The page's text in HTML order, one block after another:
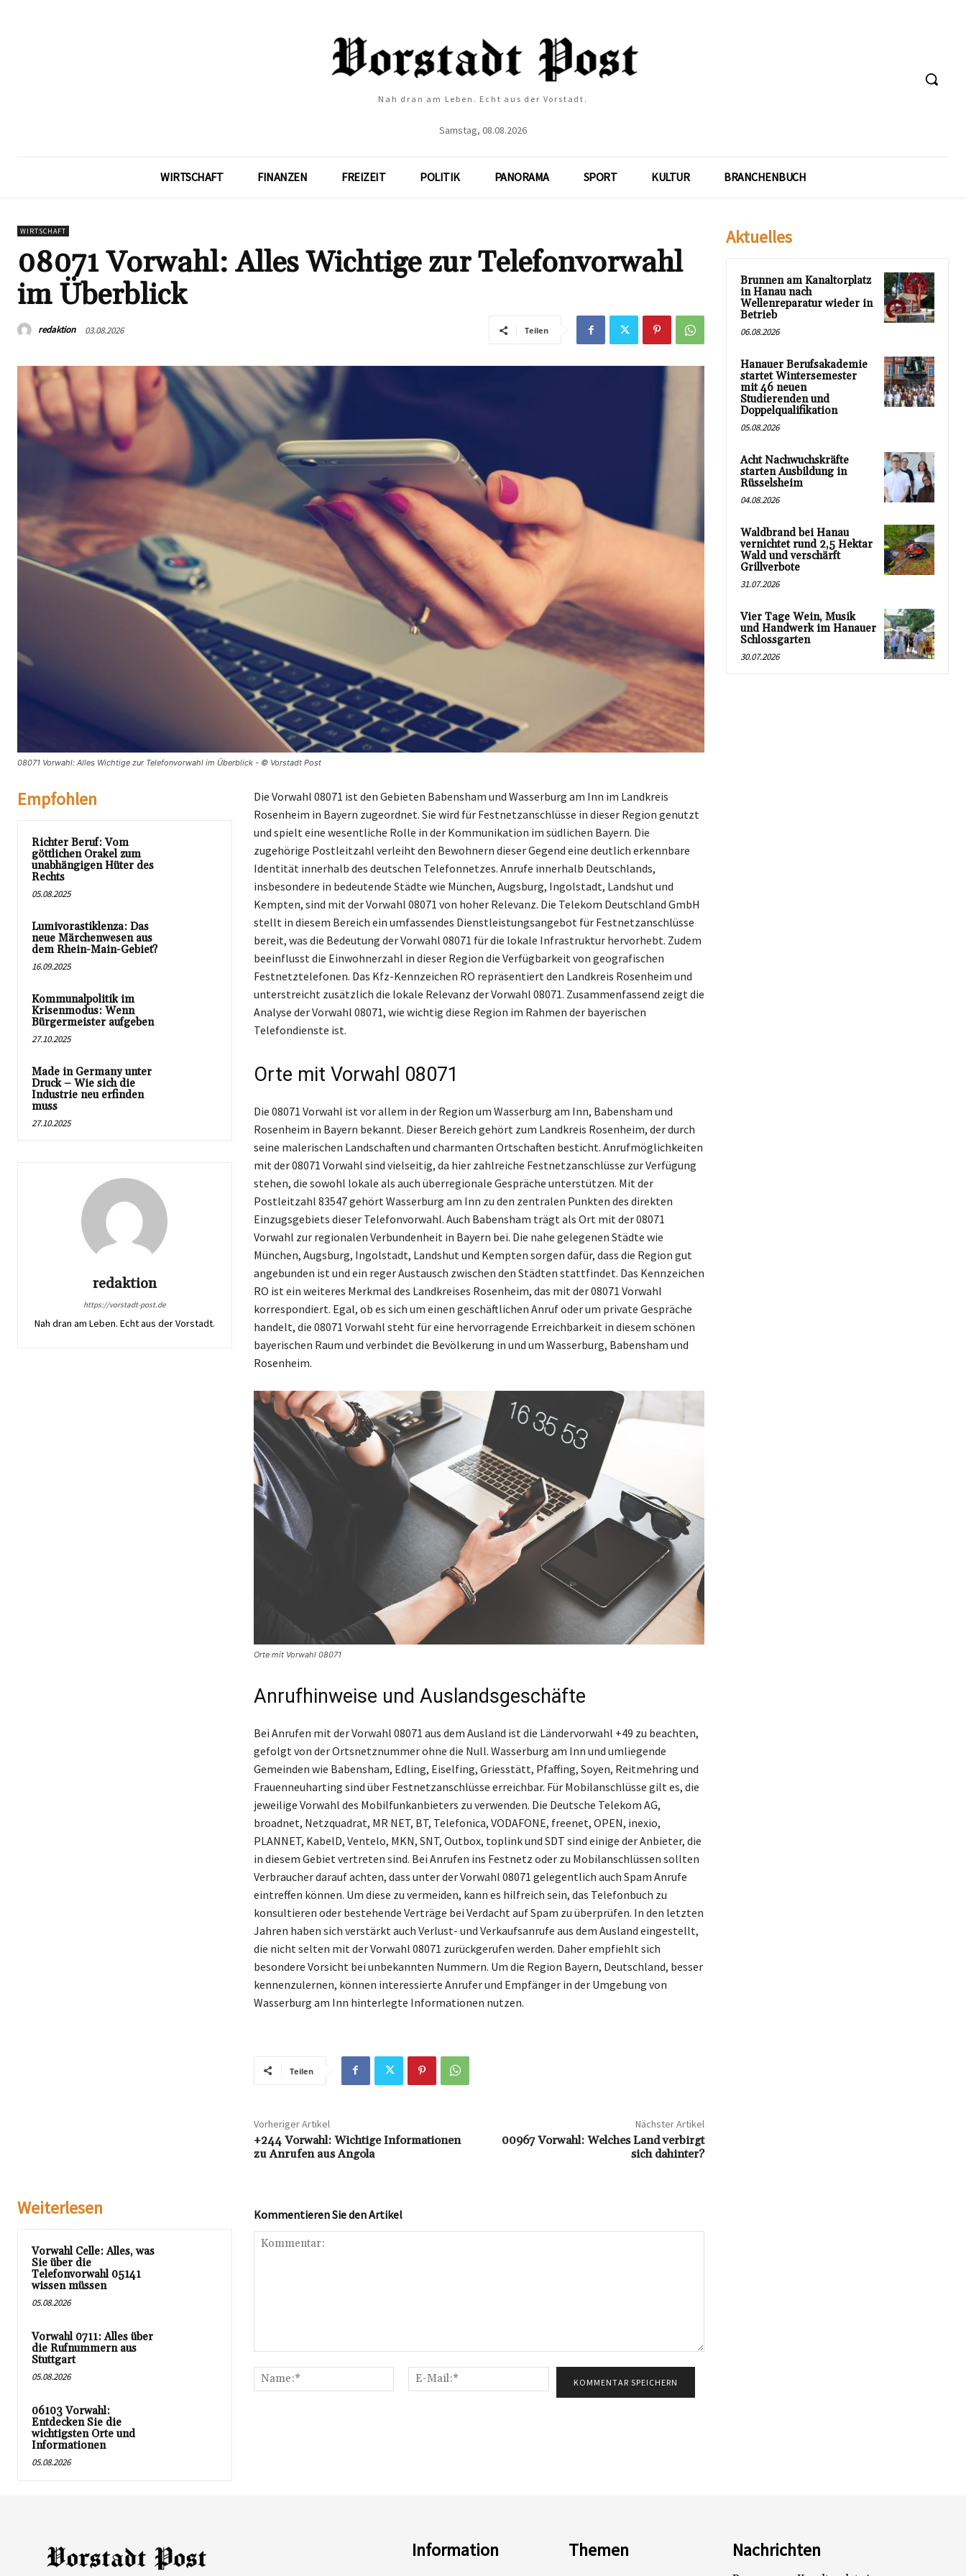
Nah dran am Leben. Echt aus der Vorstadt.
Samstag, 08.08.2026
WIRTSCHAFT FINANZEN FREIZEIT POLITIK PANORAMA SPORT KULTUR BRANCHENBUCH
WIRTSCHAFT
08071 Vorwahl: Alles Wichtige zur Telefonvorwahl
im Überblick
redaktion 03.08.2026 Teilen
08071 Vorwahl: Alles Wichtige zur Telefonvorwahl im Überblick - © Vorstadt Post
Empfohlen
Richter Beruf: Vom
göttlichen Orakel zum
unabhängigen Hüter des
Rechts
05.08.2025
Lumivorastiklenza: Das
neue Märchenwesen aus
dem Rhein-Main-Gebiet?
16.09.2025
Kommunalpolitik im
Krisenmodus: Wenn
Bürgermeister aufgeben
27.10.2025
Made in Germany unter
Druck – Wie sich die
Industrie neu erfinden
muss
27.10.2025
redaktion
https://vorstadt-post.de
Nah dran am Leben. Echt aus der Vorstadt.
Die Vorwahl 08071 ist den Gebieten Babensham und Wasserburg am Inn im Landkreis
Rosenheim in Bayern zugeordnet. Sie wird für Festnetzanschlüsse in dieser Region genutzt
und spielt eine wesentliche Rolle in der Kommunikation im südlichen Bayern. Die
zugehörige Postleitzahl verleiht den Bewohnern dieser Gegend eine deutlich erkennbare
Identität innerhalb des deutschen Telefonnetzes. Anrufe innerhalb Deutschlands,
insbesondere in bedeutende Städte wie München, Augsburg, Ingolstadt, Landshut und
Kempten, sind mit der Vorwahl 08071 von hoher Relevanz. Die Telekom Deutschland GmbH
stellt in diesem Bereich ein umfassendes Dienstleistungsangebot für Festnetzanschlüsse
bereit, was die Bedeutung der Vorwahl 08071 für die lokale Infrastruktur hervorhebt. Zudem
beeinflusst die Einwohnerzahl in dieser Region die Verfügbarkeit von geografischen
Festnetztelefonen. Das Kfz-Kennzeichen RO repräsentiert den Landkreis Rosenheim und
unterstreicht zusätzlich die lokale Relevanz der Vorwahl 08071. Zusammenfassend zeigt die
Analyse der Vorwahl 08071, wie wichtig diese Region im Rahmen der bayerischen
Telefondienste ist.
Orte mit Vorwahl 08071
Die 08071 Vorwahl ist vor allem in der Region um Wasserburg am Inn, Babensham und
Rosenheim in Bayern bekannt. Dieser Bereich gehört zum Landkreis Rosenheim, der durch
seine malerischen Landschaften und charmanten Ortschaften besticht. Anrufmöglichkeiten
mit der 08071 Vorwahl sind vielseitig, da hier zahlreiche Festnetzanschlüsse zur Verfügung
stehen, die sowohl lokale als auch überregionale Gespräche unterstützen. Mit der
Postleitzahl 83547 gehört Wasserburg am Inn zu den zentralen Punkten des direkten
Einzugsgebiets dieser Telefonvorwahl. Auch Babensham trägt als Ort mit der 08071
Vorwahl zur regionalen Verbundenheit in Bayern bei. Die nahe gelegenen Städte wie
München, Augsburg, Ingolstadt, Landshut und Kempten sorgen dafür, dass die Region gut
angebunden ist und ein reger Austausch zwischen den Städten stattfindet. Das Kennzeichen
RO ist ein weiteres Merkmal des Landkreises Rosenheim, das mit der 08071 Vorwahl
korrespondiert. Egal, ob es sich um einen geschäftlichen Anruf oder um private Gespräche
handelt, die 08071 Vorwahl steht für eine hervorragende Erreichbarkeit in diesem schönen
bayerischen Raum und verbindet die Bevölkerung in und um Wasserburg, Babensham und
Rosenheim.
Orte mit Vorwahl 08071
Anrufhinweise und Auslandsgeschäfte
Bei Anrufen mit der Vorwahl 08071 aus dem Ausland ist die Ländervorwahl +49 zu beachten,
gefolgt von der Ortsnetznummer ohne die Null. Wasserburg am Inn und umliegende
Gemeinden wie Babensham, Edling, Eiselfing, Griesstätt, Pfaffing, Soyen, Reitmehring und
Frauenneuharting sind über Festnetzanschlüsse erreichbar. Für Mobilanschlüsse gilt es, die
jeweilige Vorwahl des Mobilfunkanbieters zu verwenden. Die Deutsche Telekom AG,
broadnet, Netzquadrat, MR NET, BT, Telefonica, VODAFONE, freenet, OPEN, inexio,
PLANNET, KabelD, Ventelo, MKN, SNT, Outbox, toplink und SDT sind einige der Anbieter, die
in diesem Gebiet vertreten sind. Bei Anrufen ins Festnetz oder zu Mobilanschlüssen sollten
Verbraucher darauf achten, dass unter der Vorwahl 08071 gelegentlich auch Spam Anrufe
eintreffen können. Um diese zu vermeiden, kann es hilfreich sein, das Telefonbuch zu
konsultieren oder bestehende Verträge bei Verdacht auf Spam zu überprüfen. In den letzten
Jahren haben sich verstärkt auch Verlust- und Verkaufsanrufe aus dem Ausland eingestellt,
die nicht selten mit der Vorwahl 08071 zurückgerufen werden. Daher empfiehlt sich
besondere Vorsicht bei unbekannten Nummern. Um die Region Bayern, Deutschland, besser
kennenzulernen, können interessierte Anrufer und Empfänger in der Umgebung von
Wasserburg am Inn hinterlegte Informationen nutzen.
Teilen
Vorheriger Artikel
+244 Vorwahl: Wichtige Informationen
zu Anrufen aus Angola
Nächster Artikel
00967 Vorwahl: Welches Land verbirgt
sich dahinter?
Weiterlesen
Vorwahl Celle: Alles, was
Sie über die
Telefonvorwahl 05141
wissen müssen
05.08.2026
Vorwahl 0711: Alles über
die Rufnummern aus
Stuttgart
05.08.2026
06103 Vorwahl:
Entdecken Sie die
wichtigsten Orte und
Informationen
05.08.2026
Kommentieren Sie den Artikel
Name:*
Mail:*
Aktuelles
Brunnen am Kanaltorplatz
in Hanau nach
Wellenreparatur wieder in
Betrieb
06.08.2026
Hanauer Berufsakademie
startet Wintersemester
mit 46 neuen
Studierenden und
Doppelqualifikation
05.08.2026
Acht Nachwuchskräfte
starten Ausbildung in
Rüsselsheim
04.08.2026
Waldbrand bei Hanau
vernichtet rund 2,5 Hektar
Wald und verschärft
Grillverbote
31.07.2026
Vier Tage Wein, Musik
und Handwerk im Hanauer
Schlossgarten
30.07.2026
Information Themen Nachrichten